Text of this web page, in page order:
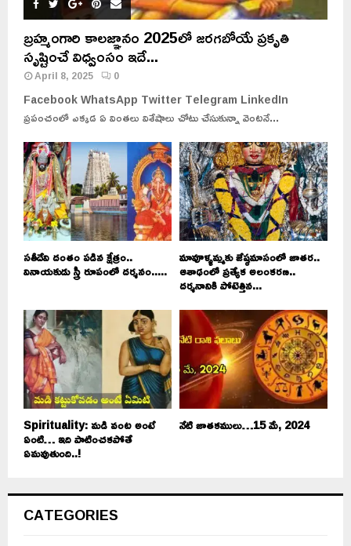
బ్రహ్మంగారి కాలజ్ఞానం 2025లో జరగబోయే ప్రకృతి
సృష్టించే విధ్వంసం ఇదే...
April 8, 2025 0
Facebook WhatsApp Twitter Telegram LinkedIn
ప్రపంచంలో ఎక్కడ ఏ వింతలు విశేషాలు చోటు చేసుకున్నా వెంటనే...
సతీదేవి దంతం పడిన క్షేత్రం..
వినాయకుడు స్త్రీ రూపంలో దర్శనం.....
మావూళ్ళమ్మకు జేష్ఠమాసంలో జాతర..
ఆశాఢంలో ప్రత్యేక అలంకరణ..
దర్శనానికి పోటెత్తిన...
Spirituality: మడి వంట అంటే
ఏంటి… ఇది పాటించకపోతే
ఏమవుతుంది..!
నేటి జాతకములు…15 మే, 2024
CATEGORIES